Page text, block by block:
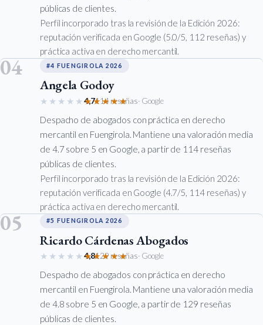
públicas de clientes.
Perfil incorporado tras la revisión de la Edición 2026:
reputación verificada en Google (5.0/5, 112 reseñas) y
práctica activa en derecho mercantil.
04 #4 FUENGIROLA 2026
Angela Godoy
★★★★★★★★★★
4,7114 reseñas· Google
Despacho de abogados con práctica en derecho
mercantil en Fuengirola. Mantiene una valoración media
de 4.7 sobre 5 en Google, a partir de 114 reseñas
públicas de clientes.
Perfil incorporado tras la revisión de la Edición 2026:
reputación verificada en Google (4.7/5, 114 reseñas) y
práctica activa en derecho mercantil.
05 #5 FUENGIROLA 2026
Ricardo Cárdenas Abogados
★★★★★★★★★★
4,8129 reseñas· Google
Despacho de abogados con práctica en derecho
mercantil en Fuengirola. Mantiene una valoración media
de 4.8 sobre 5 en Google, a partir de 129 reseñas
públicas de clientes.